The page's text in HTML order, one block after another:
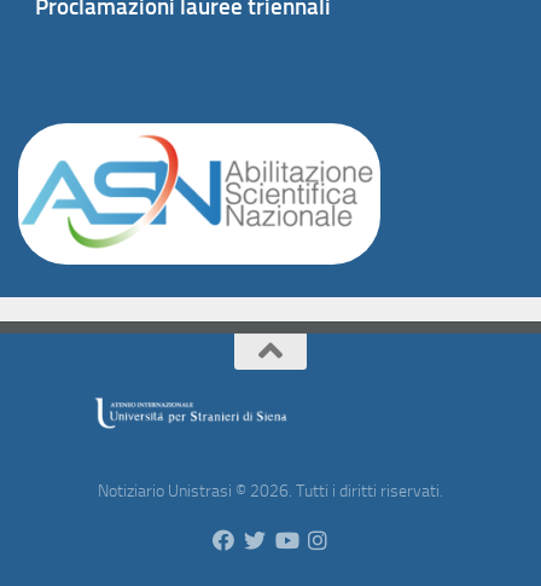
Proclamazioni lauree triennali
Notiziario Unistrasi © 2026. Tutti i diritti riservati.